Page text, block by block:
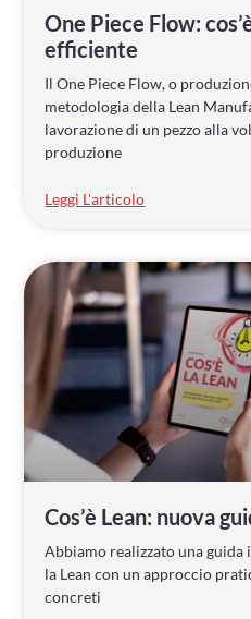
One Piece Flow:
efficiente
Il One Piece Flow, o
metodologia della Lean
lavorazione di un pezzo alla
produzione
Leggi L'articolo
Cos’è Lean: nuova
Abbiamo realizzato una guida
la Lean con un approccio
concreti